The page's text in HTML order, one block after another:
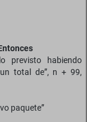
previsto habiendo
total de”, n + 99,
paquete”